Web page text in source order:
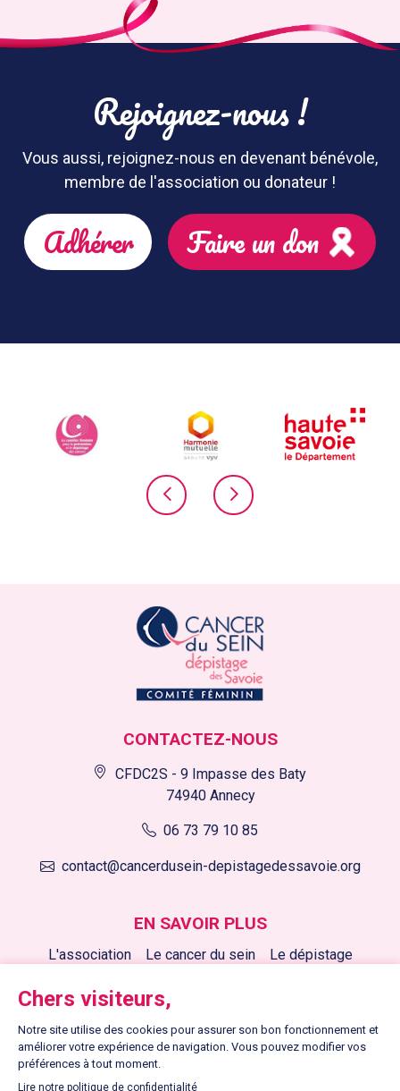
Rejoignez-nous !
Vous aussi, rejoignez-nous en devenant bénévole,
membre de l'association ou donateur !
Adhérer Faire un don
CONTACTEZ-NOUS
CFDC2S - 9 Impasse des Baty
74940 Annecy
06 73 79 10 85
contact@cancerdusein-depistagedessavoie.org
EN SAVOIR PLUS
L'association Le cancer du sein
Le dépistage
LIENS UTILES
Contactez-nous